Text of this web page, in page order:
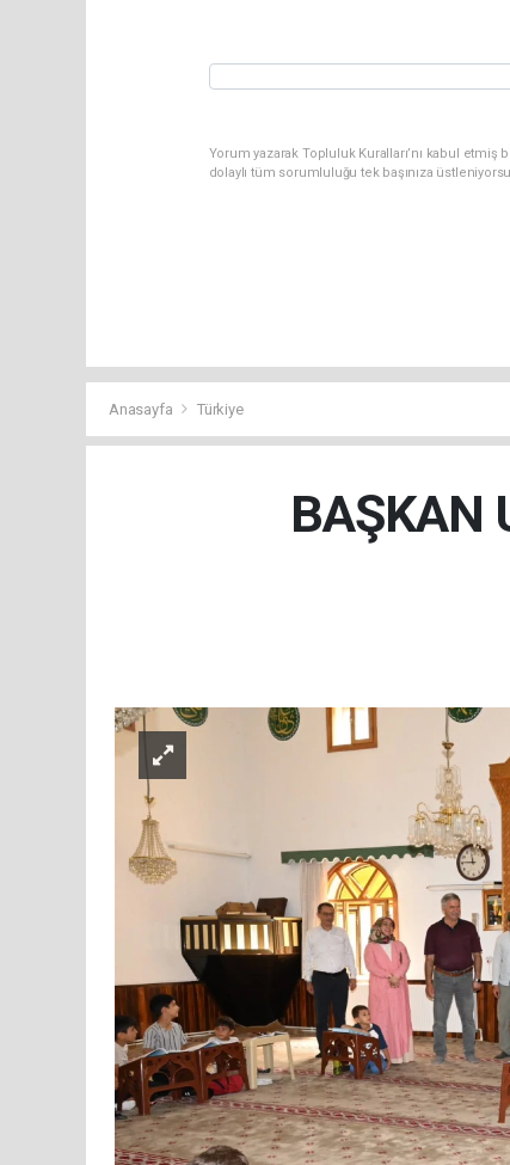
Yorum yazarak Topluluk Kuralları’nı kabul
dolaylı tüm sorumluluğu tek başınıza
Anasayfa Türkiye
BAŞKAN